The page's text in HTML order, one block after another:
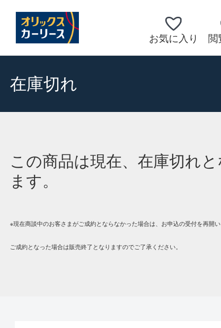
お気に入り 閲
在庫切れ
この商品は現在、在庫切れ
ます。
※現在商談中のお客さまがご成約とならなかった場合は、お申込の受付を再開
ご成約となった場合は販売終了となりますのでご了承ください。